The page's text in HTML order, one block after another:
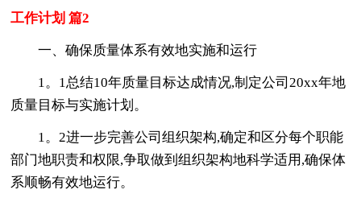
工作计划 篇2
一、确保质量体系有效地实施和运行
1。1总结10年质量目标达成情况,制定公司20xx年地
质量目标与实施计划。
1。2进一步完善公司组织架构,确定和区分每个职能
部门地职责和权限,争取做到组织架构地科学适用,确保体
系顺畅有效地运行。